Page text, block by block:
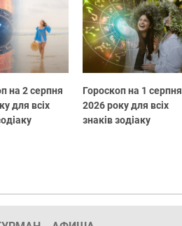
на 2 серпня
для всіх
Гороскоп на 1 серпня
2026 року для всіх
знаків зодіаку